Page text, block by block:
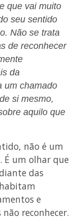
que vai muito
seu sentido
Não se trata
de reconhecer
da
um chamado
si mesmo,
aquilo que
não é um
É um olhar que
das
e
reconhecer.